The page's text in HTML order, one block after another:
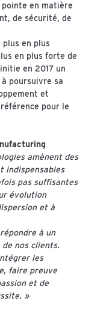
en matière
de sécurité, de
plus en plus
en plus forte de
en 2017 un
poursuivre sa
et
pour le
amènent des
indispensables
pas suffisantes
évolution
et à
à un
nos clients.
les
faire preuve
et de
»